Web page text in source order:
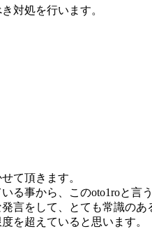
対処を行います。
て頂きます。
る事から、このoto1roと言
言をして、とても常識のあ
を超えていると思います。